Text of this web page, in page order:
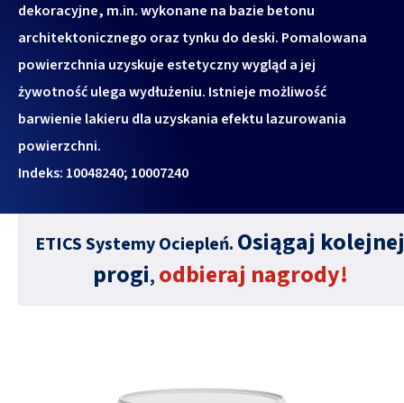
dekoracyjne, m.in. wykonane na bazie betonu
architektonicznego oraz tynku do deski. Pomalowana
powierzchnia uzyskuje estetyczny wygląd a jej
żywotność ulega wydłużeniu. Istnieje możliwość
barwienie lakieru dla uzyskania efektu lazurowania
powierzchni.
Indeks: 10048240; 10007240
ETICS Systemy Ociepleń. Osiągaj kolejnej
progi, odbieraj nagrody!